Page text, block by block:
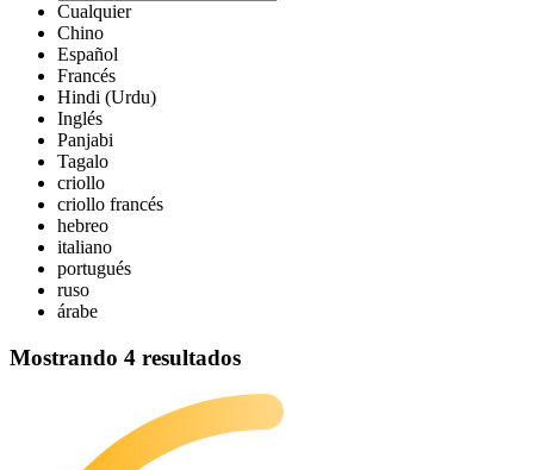
Cualquier
Chino
Español
Francés
Hindi (Urdu)
Inglés
Panjabi
Tagalo
criollo
criollo francés
hebreo
italiano
portugués
ruso
árabe
Mostrando 4 resultados